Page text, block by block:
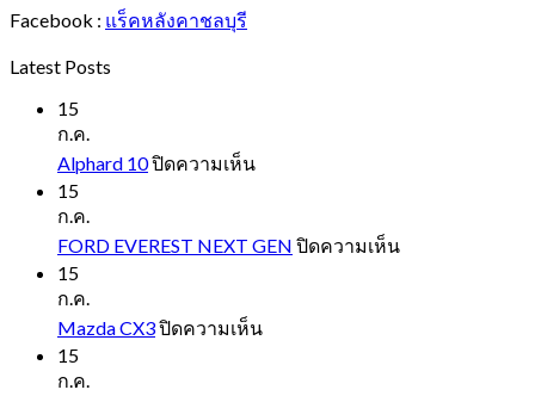
Facebook : แร็คหลังคาชลบุรี
Latest Posts
15
ก.ค.
Alphard 10ปิดความเห็นบน
15
ก.ค.
FORD EVEREST NEXT GEN ปิดความเห็นบน
15
ก.ค.
Mazda CX3ปิดความเห็นบน
15
ก.ค.